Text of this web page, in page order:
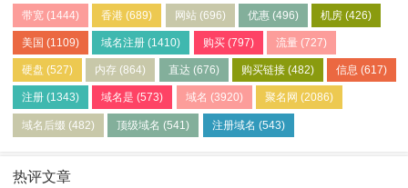
带宽 (1444) 香港 (689) 网站(696) 优惠(496) 机房 (426)
美国 (1109) 域名注册 (1410) 购买(797) 流量(727)
硬盘 (527) 内存 (864) 直达 (676) 购买链接(482) 信息 (617)
注册 (1343) 域名是 (573) 域名 (3920) 聚名网 (2086)
域名后缀 (482) 顶级域名 (541) 注册域名 (543)
热评文章